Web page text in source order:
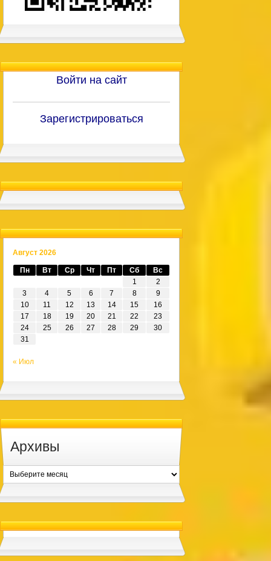
Войти на сайт
Зарегистрироваться
Август 2026
Пн Вт Ср Чт Пт Сб
Вс
1
2
3
4 5 6 7 8
9
10
11 12 13 14 15
16
17
18 19 20 21 22
23
24
25 26 27 28 29
30
31
« Июл
Архивы
Архивы